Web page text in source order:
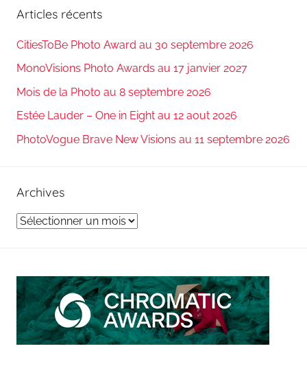
Articles récents
CitiesToBe Photo Award au 30 septembre 2026
MonoVisions Photo Awards au 17 janvier 2027
Mois de la Photo au 8 septembre 2026
Estée Lauder – One in Eight au 12 aout 2026
PhotoVogue Brave New Visions au 11 septembre 2026
Archives
Archives